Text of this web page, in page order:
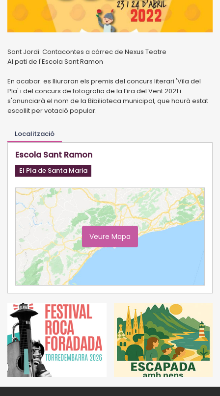
Sant Jordi: Contacontes a càrrec de Nexus Teatre
Al pati de l'Escola Sant Ramon
En acabar. es lliuraran els premis del concurs literari 'Vila del
Pla' i del concurs de fotografia de la Fira del Vent 2021 i
s'anunciarà el nom de la Bibilioteca municipal, que haurà estat
escollit per votació popular.
Localització
Escola Sant Ramon
El Pla de Santa Maria
Veure Mapa